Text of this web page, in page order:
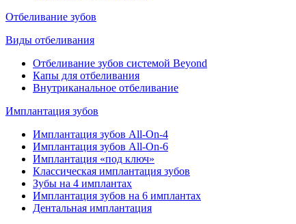
Отбеливание зубов
Виды отбеливания
Отбеливание зубов системой Beyond
Капы для отбеливания
Внутриканальное отбеливание
Имплантация зубов
Имплантация зубов All-On-4
Имплантация зубов All-On-6
Имплантация «под ключ»
Классическая имплантация зубов
Зубы на 4 имплантах
Имплантация зубов на 6 имплантах
Дентальная имплантация